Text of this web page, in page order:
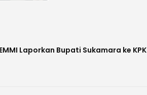
Laporkan Bupati Sukamara ke KPK